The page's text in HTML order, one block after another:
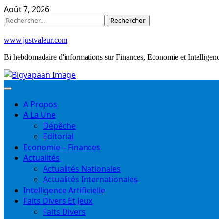
Skip
to
Août 7, 2026
Rechercher :
www.justvaleur.com
Bi hebdomadaire d'informations sur Finances, Economie et
A Propos
A La Une
Dépêche
Editorial
Economie – Finances
Actualités
Actualités Nationales
Actualités Internationales
Intelligence Artificielle
Faits Divers Et Jeux
Faits Divers